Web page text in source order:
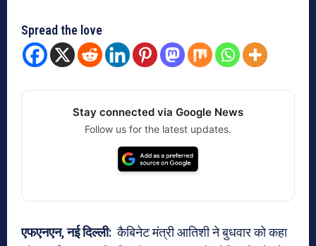
Spread the love
Stay connected via Google News
Follow us for the latest updates.
एफएनएन, नई दिल्ली: कैबिनेट मंत्री आतिशी ने बुधवार को कहा